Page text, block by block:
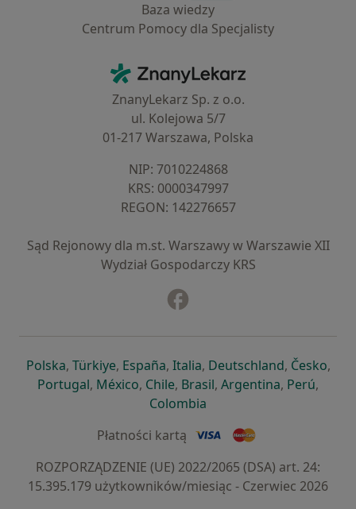
Baza wiedzy
Centrum Pomocy dla Specjalisty
ZnanyLekarz - Strona główna
ZnanyLekarz Sp. z o.o.
ul. Kolejowa 5/7
01-217 Warszawa, Polska
NIP: ⁠7010224868
KRS: ⁠0000347997
REGON: ⁠142276657
Sąd Rejonowy dla m.st. Warszawy w Warszawie XII
Wydział Gospodarczy KRS
Polskaotwiera się w nowej karcie
, Türkiyeotwiera się w nowej karcie
, Españaotwiera się w nowej karcie
, Italiaotwiera się w nowej
, Deutschlandotwiera się
, Česko,
Portugalotwiera się w nowej karcie
, Méxicootwiera się w nowej karcie
, Chileotwiera się w nowej karcie
, Brasilotwiera się w nowej
, Argentinaotwiera się
, Perú,
Colombia
Płatności kartą
ROZPORZĄDZENIE (UE) 2022/2065 (DSA) art. 24:
15.395.179 użytkowników/miesiąc - Czerwiec 2026